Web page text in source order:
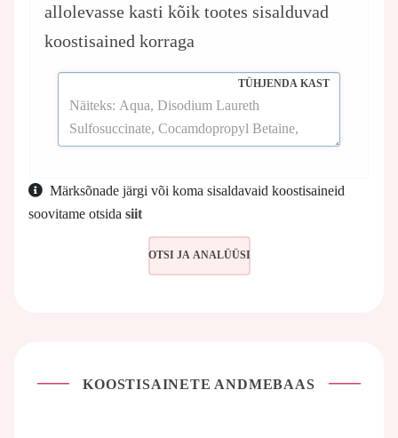
allolevasse kasti kõik tootes sisalduvad
koostisained korraga
TÜHJENDA KAST
Märksõnade järgi või koma sisaldavaid koostisaineid
soovitame otsida siit
KOOSTISAINETE ANDMEBAAS